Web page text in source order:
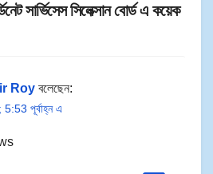
সার্ভিসেস সিলেক্সান বোর্ড এ কয়েক
Roy বলেছেন:
পূর্বাহ্ন এ